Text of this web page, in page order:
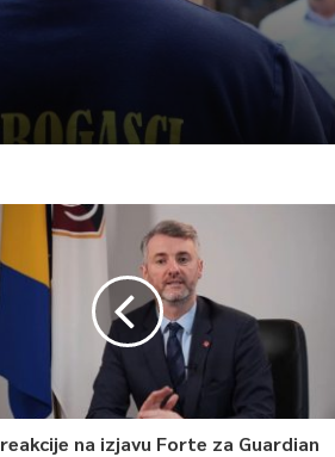
na izjavu Forte za Guardian